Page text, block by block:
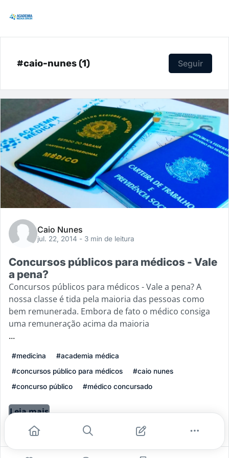
#caio-nunes (1) Seguir
Caio Nunes
jul. 22, 2014 - 3 min de leitura
Concursos públicos para médicos - Vale
a pena?
Concursos públicos para médicos - Vale a pena? A
nossa classe é tida pela maioria das pessoas como
bem remunerada. Embora de fato o médico consiga
uma remuneração acima da maioria
...
#medicina
#academia médica
#concursos público para médicos
#caio nunes
#concurso público
#médico concursado
Leia mais